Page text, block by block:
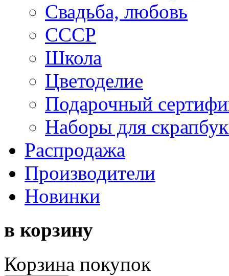
Свадьба, любовь
СССР
Школа
Цветоделие
Подарочный
Наборы для
Распродажа
Производители
Новинки
в корзину
Корзина покупок